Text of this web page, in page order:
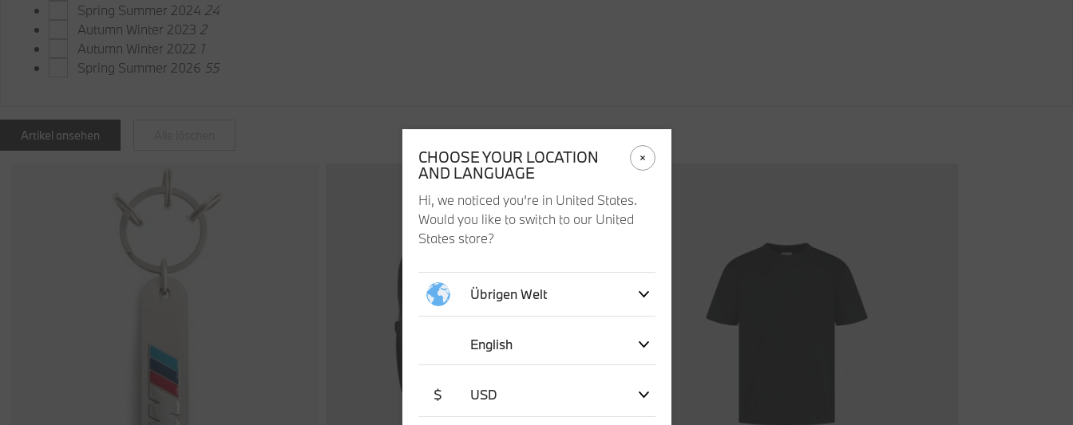
Spring Summer 2024 24
Autumn Winter 2023 2
Autumn Winter 2022 1
Spring Summer 2026 55
Artikel ansehen
CHOOSE YOUR LOCATION
AND LANGUAGE
Hi, we noticed you’re in United States.
Would you like to switch to our United
States store?
Übrigen Welt
English
$ USD